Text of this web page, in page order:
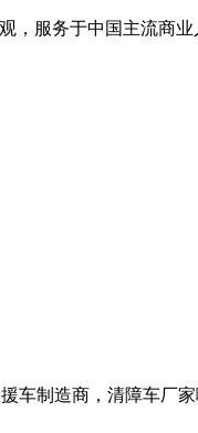
，服务于中国主流商
车制造商，清障车厂家